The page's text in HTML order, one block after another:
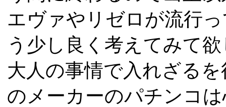
エヴァやリゼロが流行
う少し良く考えてみて
大人の事情で入れざる
のメーカーのパチンコ